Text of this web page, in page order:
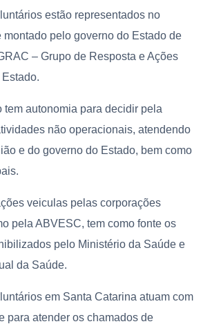
estão representados no
montado pelo governo do Estado de
– Grupo de Resposta e Ações
tem autonomia para decidir pela
não operacionais, atendendo
e do governo do Estado, bem como
veiculas pelas corporações
pela ABVESC, tem como fonte os
pelo Ministério da Saúde e
da Saúde.
em Santa Catarina atuam com
para atender os chamados de